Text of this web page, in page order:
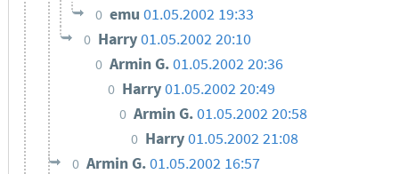
0 emu01.05.2002 19:33
0 Harry01.05.2002 20:10
0 Armin G.01.05.2002 20:36
0 Harry01.05.2002 20:49
0 Armin G.01.05.2002 20:58
0 Harry01.05.2002 21:08
0 Armin G.01.05.2002 16:57